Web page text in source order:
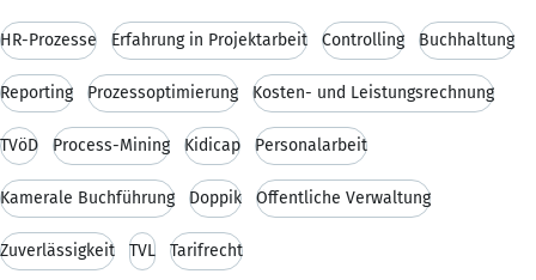
HR-Prozesse Erfahrung in Projektarbeit Controlling Buchhaltung
Reporting Prozessoptimierung Kosten- und Leistungsrechnung
TVöD Process-Mining Kidicap Personalarbeit
Kamerale Buchführung Doppik Öffentliche Verwaltung
Zuverlässigkeit TVL Tarifrecht